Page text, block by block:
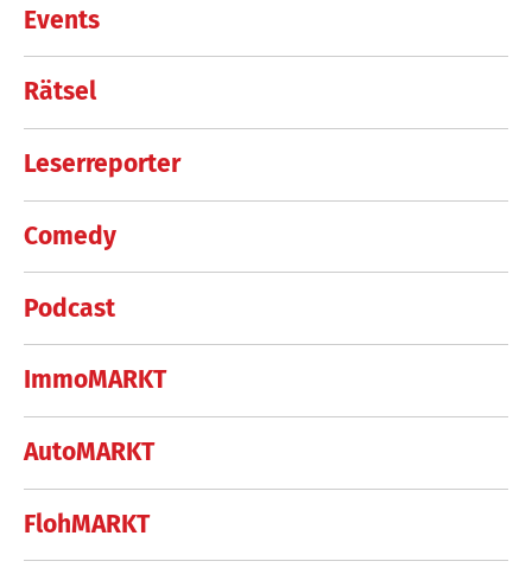
Events
Rätsel
Leserreporter
Comedy
Podcast
ImmoMARKT
AutoMARKT
FlohMARKT